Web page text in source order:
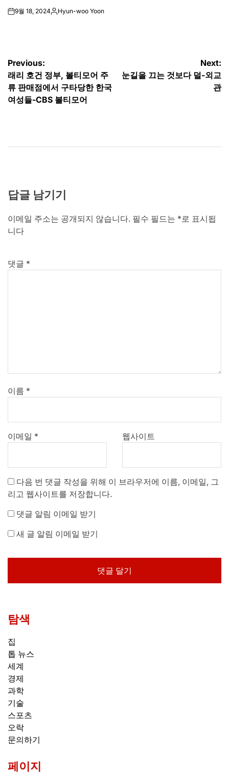
on9월 18, 2024Posted
Hyun-woo Yoon
글
탐
색
Previous:
래리 호건 정부, 볼티모어 주
류 판매점에서 구타당한 한국
여성들-CBS 볼티모어
Next:
눈길을 끄는 것보다 덜-외교
관
답글 남기기
이메일 주소는 공개되지 않습니다. 필수 필드는 *로 표시됩
니다
댓글 *
이름 *
이메일 * 웹사이트
다음 번 댓글 작성을 위해 이 브라우저에 이름, 이메일, 그
리고 웹사이트를 저장합니다.
댓글 알림 이메일 받기
새 글 알림 이메일 받기
탐색
집
톱 뉴스
세계
경제
과학
기술
스포츠
오락
문의하기
페이지